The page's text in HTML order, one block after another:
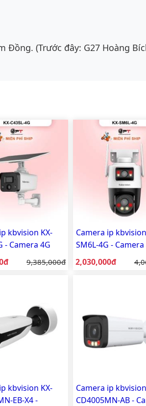
Đồng. (Trước đây: G27 Hoàng
kbvision KX-
- Camera 4G
pin năng
trời 4MP
Giá gốc:
9,385,000đ
Camera ip
SM6L-4G -
ống kính quay quét
trời
Giá bán:
2,030,000đ
kbvision KX-
EB-X4 -
Camera ip
CD4005MN-AB -